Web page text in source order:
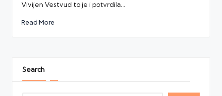
Vivijen Vestvud to je i potvrdila…
Read More
Search